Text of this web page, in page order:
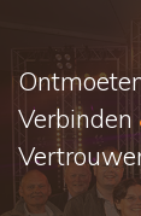
Verbinden